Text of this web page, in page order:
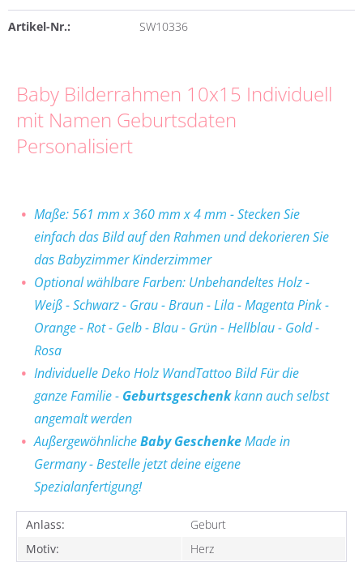
Artikel-Nr.: SW10336
Baby Bilderrahmen 10x15 Individuell
mit Namen Geburtsdaten
Personalisiert
Maße:561 mm x 360 mm x 4 mm - Stecken Sie
einfach das Bild auf den Rahmen und dekorieren Sie
das Babyzimmer Kinderzimmer
Optional wählbare Farben: Unbehandeltes Holz -
Weiß - Schwarz - Grau - Braun - Lila - Magenta Pink -
Orange - Rot - Gelb - Blau - Grün - Hellblau - Gold -
Rosa
Individuelle Deko Holz WandTattoo Bild Für die
ganze Familie - Geburtsgeschenkkann auch selbst
angemalt werden
AußergewöhnlicheBaby GeschenkeMade in
Germany - Bestelle jetzt deine eigene
Spezialanfertigung!
Anlass:
Geburt
Motiv:
Herz